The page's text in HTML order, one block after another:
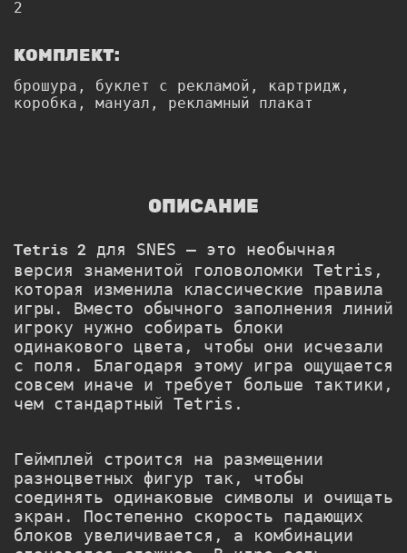
2
КОМПЛЕКТ:
брошура, буклет с рекламой, картридж,
коробка, мануал, рекламный плакат
ОПИСАНИЕ
Tetris 2 для SNES — это необычная
версия знаменитой головоломки Tetris ,
которая изменила классические правила
игры. Вместо обычного заполнения линий
игроку нужно собирать блоки
одинакового цвета, чтобы они исчезали
с поля. Благодаря этому игра ощущается
совсем иначе и требует больше тактики,
чем стандартный Tetris.
Геймплей строится на размещении
разноцветных фигур так, чтобы
соединять одинаковые символы и очищать
экран. Постепенно скорость падающих
блоков увеличивается, а комбинации